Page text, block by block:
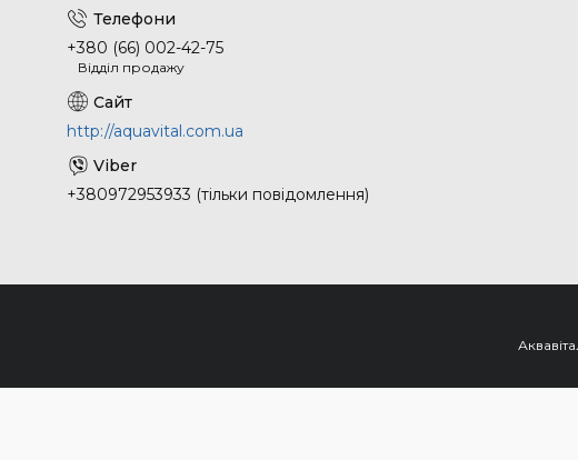
+380 (66) 002-42-75
Відділ продажу
http://aquavital.com.ua
+380972953933 (тільки повідомлення)